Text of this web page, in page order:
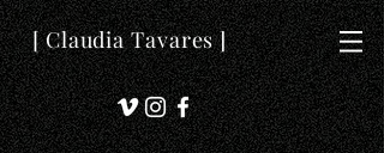
[ Claudia Tavares ]